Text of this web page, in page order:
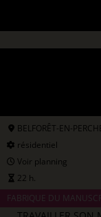
BELFORÊT-EN-
résidentiel
Voir planning
22 h.
FABRIQUE DU